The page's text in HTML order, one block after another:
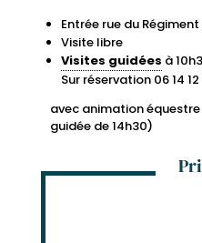
Entrée rue du
Visite libre
Visites guidées à
Sur réservation 06 14
avec animation
guidée de 14h30)